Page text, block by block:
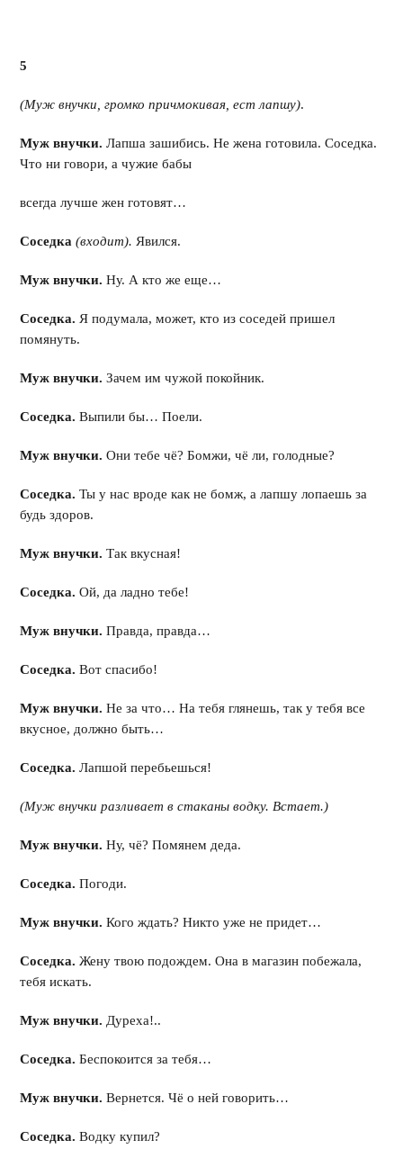
5
(Муж внучки, громко причмокивая, ест лапшу).
Муж внучки. Лапша зашибись. Не жена готовила. Соседка.
Что ни говори, а чужие бабы
всегда лучше жен готовят…
Соседка(входит). Явился.
Муж внучки. Ну. А кто же еще…
Соседка. Я подумала, может, кто из соседей пришел
помянуть.
Муж внучки. Зачем им чужой покойник.
Соседка. Выпили бы… Поели.
Муж внучки. Они тебе чё? Бомжи, чё ли, голодные?
Соседка. Ты у нас вроде как не бомж, а лапшу лопаешь за
будь здоров.
Муж внучки. Так вкусная!
Соседка. Ой, да ладно тебе!
Муж внучки. Правда, правда…
Соседка. Вот спасибо!
Муж внучки. Не за что… На тебя глянешь, так у тебя все
вкусное, должно быть…
Соседка. Лапшой перебьешься!
(Муж внучки разливает в стаканы водку. Встает.)
Муж внучки.Ну, чё? Помянем деда.
Соседка.Погоди.
Муж внучки.Кого ждать? Никто уже не придет…
Соседка.Жену твою подождем. Она в магазин побежала,
тебя искать.
Муж внучки. Дуреха!..
Соседка.Беспокоится за тебя…
Муж внучки.Вернется. Чё о ней говорить…
Соседка.Водку купил?